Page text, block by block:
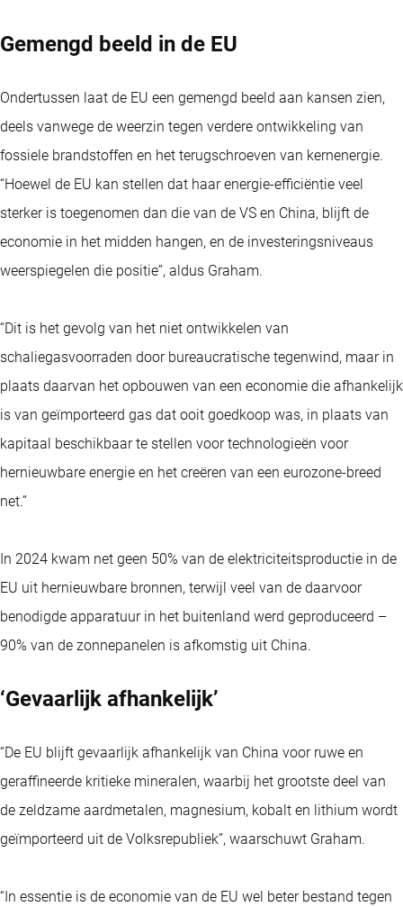
Gemengd beeld in de EU
Ondertussen laat de EU een gemengd beeld aan kansen zien,
deels vanwege de weerzin tegen verdere ontwikkeling van
fossiele brandstoffen en het terugschroeven van kernenergie.
“Hoewel de EU kan stellen dat haar energie-efficiëntie veel
sterker is toegenomen dan die van de VS en China, blijft de
economie in het midden hangen, en de investeringsniveaus
weerspiegelen die positie”, aldus Graham.
“Dit is het gevolg van het niet ontwikkelen van
schaliegasvoorraden door bureaucratische tegenwind, maar in
plaats daarvan het opbouwen van een economie die afhankelijk
is van geïmporteerd gas dat ooit goedkoop was, in plaats van
kapitaal beschikbaar te stellen voor technologieën voor
hernieuwbare energie en het creëren van een eurozone-breed
net.”
In 2024 kwam net geen 50% van de elektriciteitsproductie in de
EU uit hernieuwbare bronnen, terwijl veel van de daarvoor
benodigde apparatuur in het buitenland werd geproduceerd –
90% van de zonnepanelen is afkomstig uit China.
‘Gevaarlijk afhankelijk’
“De EU blijft gevaarlijk afhankelijk van China voor ruwe en
geraffineerde kritieke mineralen, waarbij het grootste deel van
de zeldzame aardmetalen, magnesium, kobalt en lithium wordt
geïmporteerd uit de Volksrepubliek”, waarschuwt Graham.
“In essentie is de economie van de EU wel beter bestand tegen